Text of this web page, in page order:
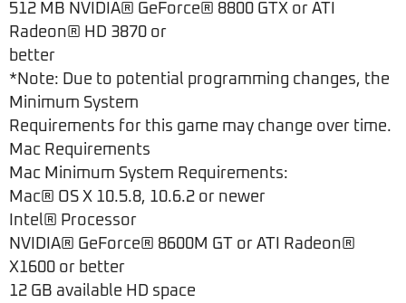
512 MB NVIDIA® GeForce® 8800 GTX or ATI
Radeon® HD 3870 or
better
*Note: Due to potential programming changes, the
Minimum System
Requirements for this game may change over time.
Mac Requirements
Mac Minimum System Requirements:
Mac® OS X 10.5.8, 10.6.2 or newer
Intel® Processor
NVIDIA® GeForce® 8600M GT or ATI Radeon®
X1600 or better
12 GB available HD space